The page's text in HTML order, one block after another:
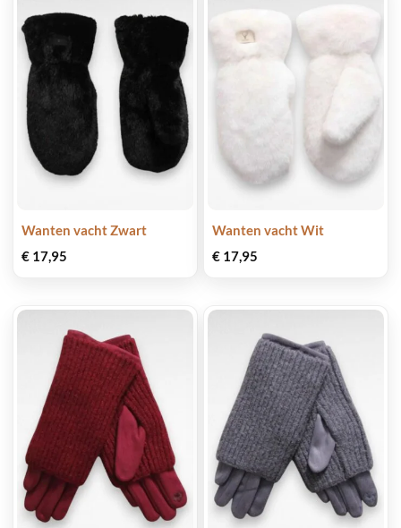
Wanten vacht Zwart
€ 17,95
Wanten vacht Wit
€ 17,95